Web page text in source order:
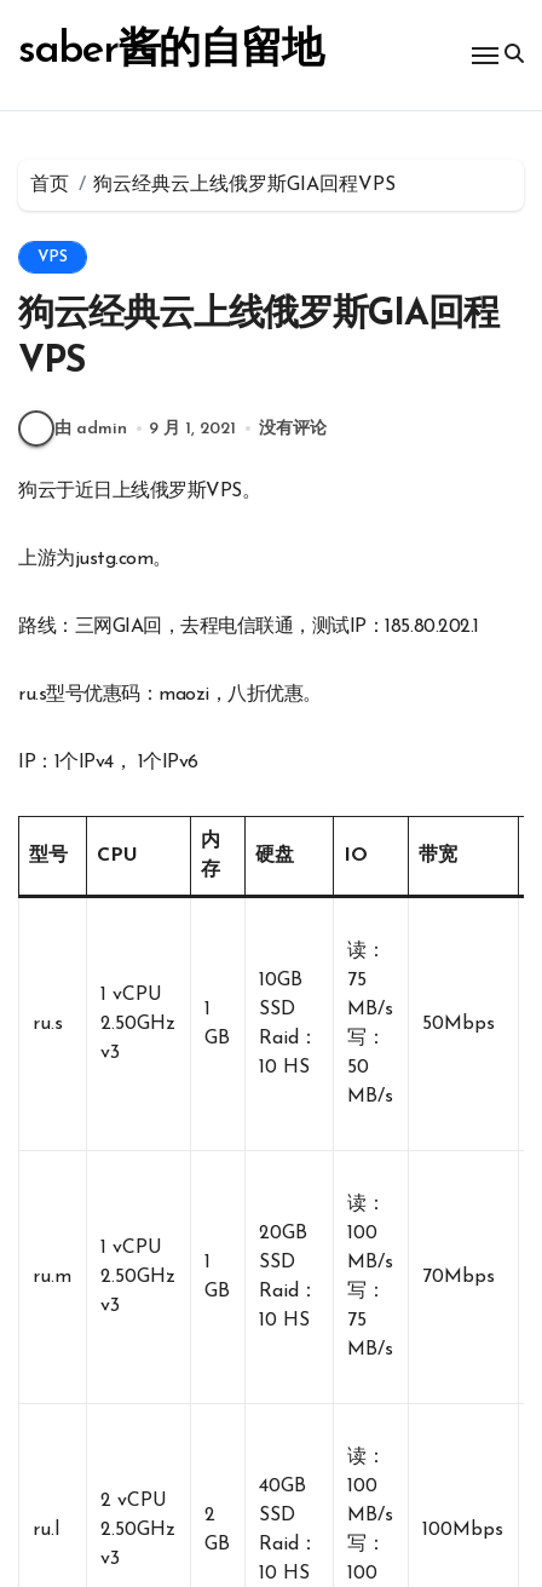
saber酱的自留地
首页 狗云经典云上线俄罗斯GIA回程VPS
VPS
狗云经典云上线俄罗斯GIA回程
VPS
由 admin 9 月 1, 2021 没有评论
狗云于近日上线俄罗斯VPS。
上游为justg.com。
路线：三网GIA回，去程电信联通，测试IP：185.80.202.1
ru.s型号优惠码：maozi，八折优惠。
IP：1个IPv4， 1个IPv6
型号 CPU
内
存
硬盘 IO 带宽
ru.s
1 vCPU
2.50GHz
v3
1
GB
10GB
SSD
Raid：
10 HS
读：
75
MB/s
写：
50
MB/s
50Mbps
ru.m
1 vCPU
2.50GHz
v3
1
GB
20GB
SSD
Raid：
10 HS
读：
100
MB/s
写：
75
MB/s
70Mbps
ru.l
2 vCPU
2.50GHz
v3
2
GB
40GB
SSD
Raid：
10 HS
读：
100
MB/s
写：
100
100Mbps